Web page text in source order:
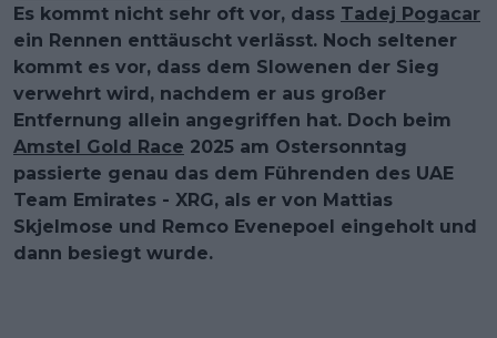
Es kommt nicht sehr oft vor, dass Tadej Pogacar
ein Rennen enttäuscht verlässt. Noch seltener
kommt es vor, dass dem Slowenen der Sieg
verwehrt wird, nachdem er aus großer
Entfernung allein angegriffen hat. Doch beim
Amstel Gold Race 2025 am Ostersonntag
passierte genau das dem Führenden des UAE
Team Emirates - XRG, als er von Mattias
Skjelmose und Remco Evenepoel eingeholt und
dann besiegt wurde.